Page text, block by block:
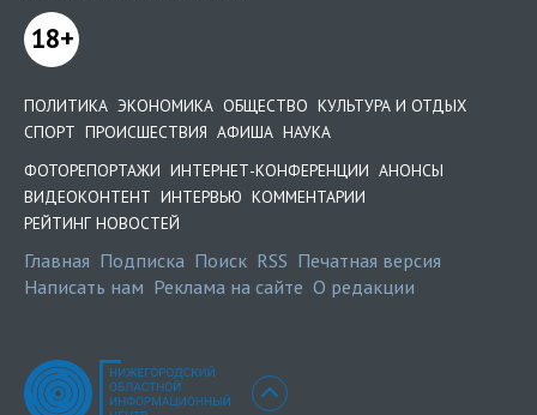
18+
ПОЛИТИКА ЭКОНОМИКА ОБЩЕСТВО КУЛЬТУРА И ОТДЫХ
СПОРТ ПРОИСШЕСТВИЯ АФИША НАУКА
ФОТОРЕПОРТАЖИ ИНТЕРНЕТ-КОНФЕРЕНЦИИ АНОНСЫ
ВИДЕОКОНТЕНТ ИНТЕРВЬЮ КОММЕНТАРИИ
РЕЙТИНГ НОВОСТЕЙ
Главная Подписка Поиск RSS Печатная версия
Написать нам Реклама на сайте О редакции